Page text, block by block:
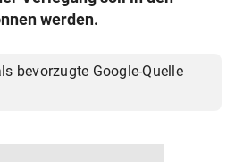
werden.
bevorzugte Google-Quelle